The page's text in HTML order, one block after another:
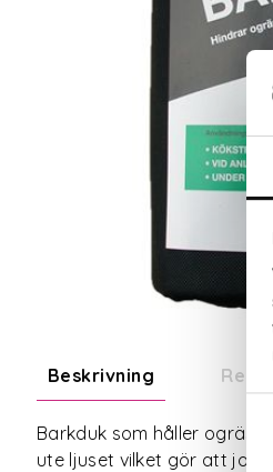
Beskrivning
Barkduk som håller
ute ljuset vilket gör att